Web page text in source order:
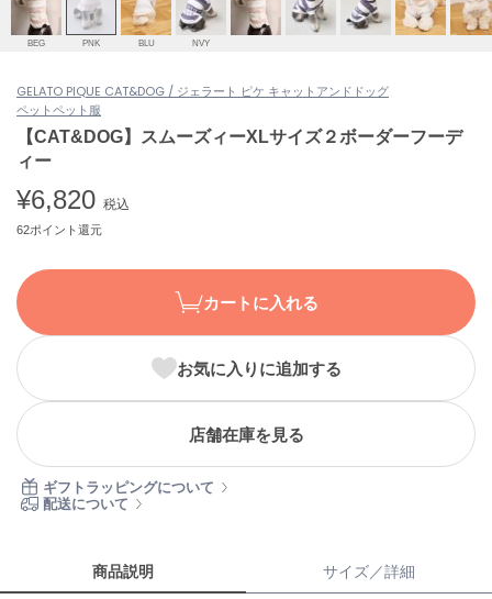
ェア (121)
(124)
ánuans
アニュアンス
アンヌーク
ASICS
アシックス
Ballelite
バンドリヤー
Barbour
バブアー
Beyond Closet
ビヨンドクローゼット
CELFORD
BEG PNK BLU NVY
GELATO PIQUE CAT&DOG / ジェラート ピケ キャットアンドドッグ
ペットペット服
【CAT&DOG】スムーズィーXLサイズ２ボーダーフーデ
ィー
¥6,820 税込
62ポイント還元
カートに入れる
お気に入りに追加する
店舗在庫を見る
ギフトラッピングについて
配送について
商品説明 サイズ／詳細